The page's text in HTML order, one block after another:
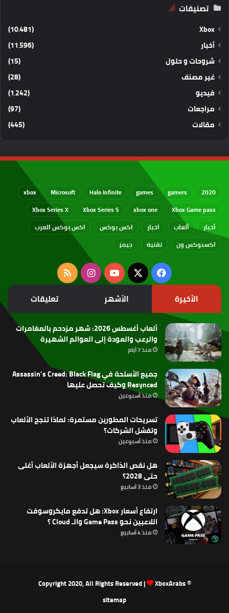
تصنيفات
Xbox
(10٬481)
أخبار
(11٬596)
شروحات و حلول
(15)
غير مصنف
(28)
فيديو
(1٬242)
مراجعات
(97)
مقالات
(445)
2020
gamers
games
Halo Infinite
Microsoft
xbox
Xbox Game pass
xbox one
Xbox Series S
Xbox Series X
أخبار
ألعاب اخبار اكس بوكس
اكس بوكس العرب
اكسبوكس ون
تقنية جيمز
فيسبوك
‫X
‫YouTubeانستقرامملخص
الموقع
RSS
الأخيرة الأشهر تعليقات
ألعاب أغسطس 2026: شهر مزدحم بالمغامرات
والرعب والعودة إلى العوالم الشهيرة
منذ 7 أيام
جميع الأسلحة في Assassin’s Creed: Black Flag
Resynced وكيف تحصل عليها
منذ أسبوعين
تسريحات المطورين مستمرة: لماذا تنجح الألعاب
وتفشل الشركات؟
منذ أسبوعين
هل نقص الذاكرة سيجعل أجهزة الألعاب أغلى
حتى 2028؟
منذ 3 أسابيع
ارتفاع أسعار Xbox: هل تدفع مايكروسوفت
اللاعبين نحو Game Pass والـ Cloud ؟
منذ 4 أسابيع
© Copyright 2020, All Rights Reserved |
XboxArabs
sitemap